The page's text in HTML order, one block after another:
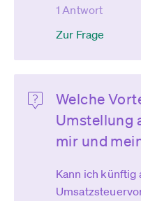
1 Antwort
Zur Frage
Welche
Umstellung
mir und
Kann ich künftig